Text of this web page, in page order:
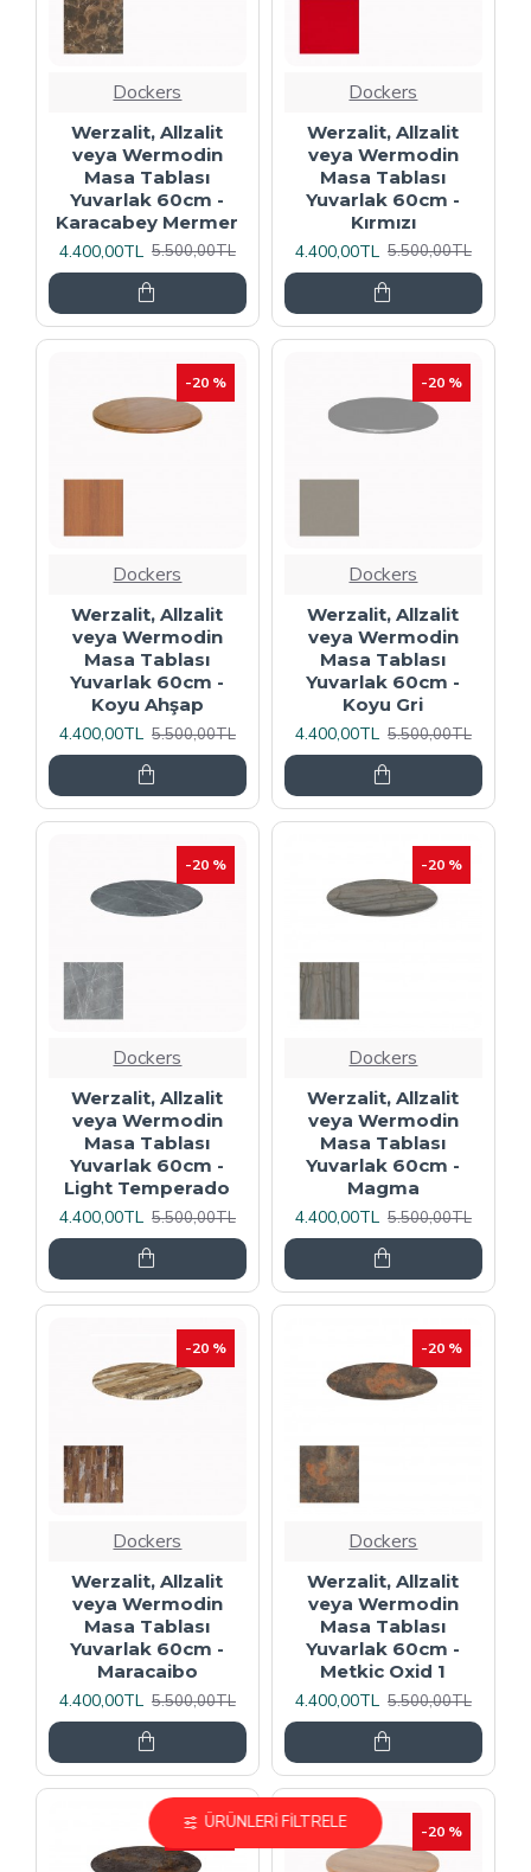
Dockers
Werzalit, Allzalit
veya Wermodin
Masa Tablası
Yuvarlak 60cm -
Karacabey Mermer
4.400,00TL 5.500,00TL
Dockers
Werzalit, Allzalit
veya Wermodin
Masa Tablası
Yuvarlak 60cm -
Kırmızı
4.400,00TL 5.500,00TL
-20 %
Dockers
Werzalit, Allzalit
veya Wermodin
Masa Tablası
Yuvarlak 60cm -
Koyu Ahşap
4.400,00TL 5.500,00TL
-20 %
Dockers
Werzalit, Allzalit
veya Wermodin
Masa Tablası
Yuvarlak 60cm -
Koyu Gri
4.400,00TL 5.500,00TL
-20 %
Dockers
Werzalit, Allzalit
veya Wermodin
Masa Tablası
Yuvarlak 60cm -
Light Temperado
4.400,00TL 5.500,00TL
-20 %
Dockers
Werzalit, Allzalit
veya Wermodin
Masa Tablası
Yuvarlak 60cm -
Magma
4.400,00TL 5.500,00TL
-20 %
Dockers
Werzalit, Allzalit
veya Wermodin
Masa Tablası
Yuvarlak 60cm -
Maracaibo
4.400,00TL 5.500,00TL
-20 %
Dockers
Werzalit, Allzalit
veya Wermodin
Masa Tablası
Yuvarlak 60cm -
Metkic Oxid 1
4.400,00TL 5.500,00TL
İNDIRIM -20 %
ÜRÜNLERI FILTRELE